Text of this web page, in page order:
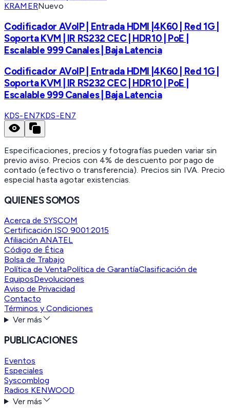
KRAMERNuevo
Codificador AVoIP | Entrada HDMI |4K60 | Red 1G |
Soporta KVM | IR RS232 CEC | HDR10 | PoE |
Escalable 999 Canales | Baja Latencia
Codificador AVoIP | Entrada HDMI |4K60 | Red 1G |
Soporta KVM | IR RS232 CEC | HDR10 | PoE |
Escalable 999 Canales | Baja Latencia
KDS-EN7KDS-EN7
Especificaciones, precios y fotografías pueden variar sin
previo aviso. Precios con 4% de descuento por pago de
contado (efectivo o transferencia). Precios sin IVA. Precio
especial hasta agotar existencias.
QUIENES SOMOS
Acerca de SYSCOM
Certificación ISO 9001:2015
Afiliación ANATEL
Código de Ética
Bolsa de Trabajo
Política de VentaPolítica de GarantíaClasificación de
EquiposDevoluciones
Aviso de Privacidad
Contacto
Términos y Condiciones
Ver más
PUBLICACIONES
Eventos
Especiales
Syscomblog
Radios KENWOOD
Ver más